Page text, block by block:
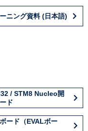
ーニング資料 (日本語)
/ STM8 Nucleo開
ド
ード（EVALボー